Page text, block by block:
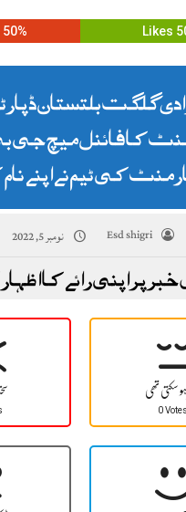
50% Dislikes
گلگت بلتستان
کا فائنل میچ جی
کی ٹیم نے اپنے نام
Esd shigri نومبر 5, 2022
پر اپنی رائے کا
ہو سکتی تھی
0 Votes